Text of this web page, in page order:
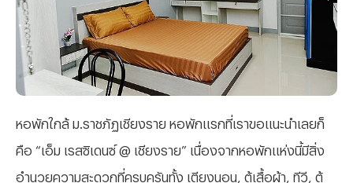
หอพักใกล้ ม.ราชภัฏเชียงราย หอพักแรกที่เราขอแนะนำเลยก็
คือ “เอ็ม เรสซิเดนซ์ @ เชียงราย” เนื่องจากหอพักแห่งนี้มีสิ่ง
อำนวยความสะดวกที่ครบครันทั้ง เตียงนอน, ตู้เสื้อผ้า, ทีวี, ตู้